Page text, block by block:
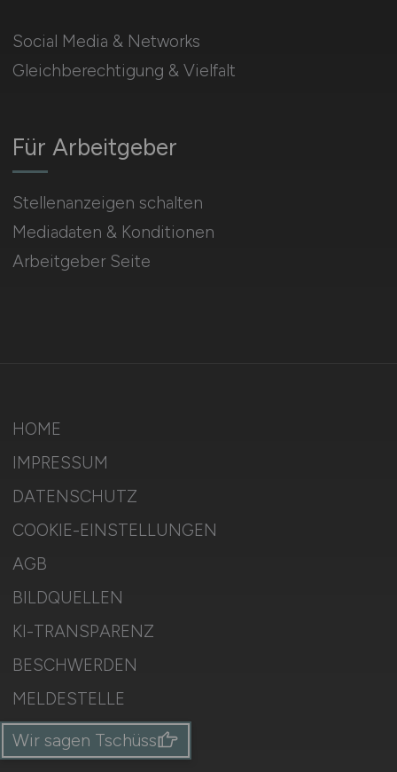
Social Media & Networks
Gleichberechtigung & Vielfalt
Für Arbeitgeber
Stellenanzeigen schalten
Mediadaten & Konditionen
Arbeitgeber Seite
HOME
IMPRESSUM
DATENSCHUTZ
COOKIE-EINSTELLUNGEN
AGB
BILDQUELLEN
KI-TRANSPARENZ
BESCHWERDEN
MELDESTELLE
SITEMAP
Wir sagen Tschüss